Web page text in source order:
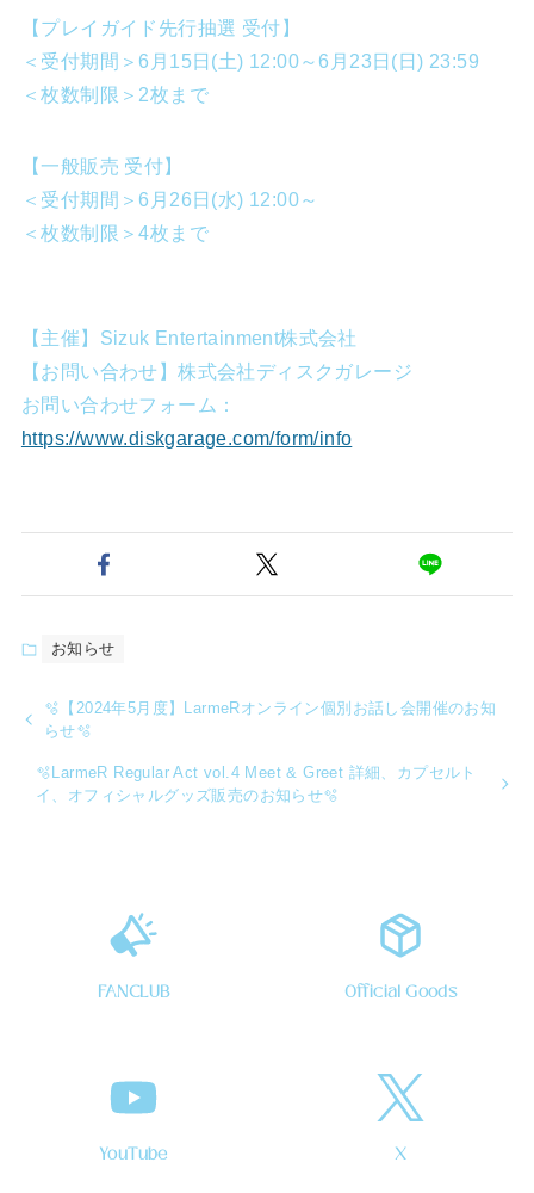
【プレイガイド先行抽選 受付】
＜受付期間＞6月15日(土) 12:00～6月23日(日) 23:59
＜枚数制限＞2枚まで
【一般販売 受付】
＜受付期間＞6月26日(水) 12:00～
＜枚数制限＞4枚まで
【主催】Sizuk Entertainment株式会社
【お問い合わせ】株式会社ディスクガレージ
お問い合わせフォーム：
https://www.diskgarage.com/form/info
お知らせ
🫧【2024年5月度】LarmeRオンライン個別お話し会開催のお知
らせ🫧
🫧LarmeR Regular Act vol.4 Meet & Greet 詳細、カプセルト
イ、オフィシャルグッズ販売のお知らせ🫧
FANCLUB Official Goods
YouTube X